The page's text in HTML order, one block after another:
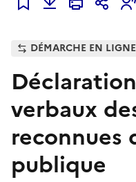
Ajouter à mes favoris
DÉMARCHE EN LIGNE
verbaux
publique